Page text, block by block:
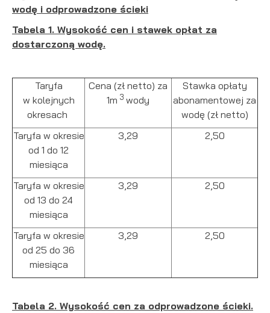
wodę i odprowadzone ścieki
Tabela 1. Wysokość cen i stawek opłat za
dostarczoną wodę.
Taryfa
w kolejnych
okresach
Cena (zł netto) za
1m 3 wody
Stawka opłaty
abonamentowej za
wodę (zł netto)
Taryfa w okresie
od 1 do 12
miesiąca
3,29 2,50
Taryfa w okresie
od 13 do 24
miesiąca
3,29 2,50
Taryfa w okresie
od 25 do 36
miesiąca
3,29 2,50
Tabela 2. Wysokość cen za odprowadzone ścieki.
podmiotów trzecich lub firm będących naszymi partnerami
pośredników prezentujących nasze treści w postaci
wiadomości, ofert, komunikatów mediów społecznościowych.